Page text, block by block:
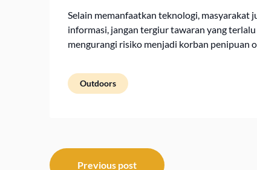
Selain memanfaatkan teknologi, masyarakat
informasi, jangan tergiur tawaran yang
mengurangi risiko menjadi korban penipuan
Outdoors
PostPrevious post